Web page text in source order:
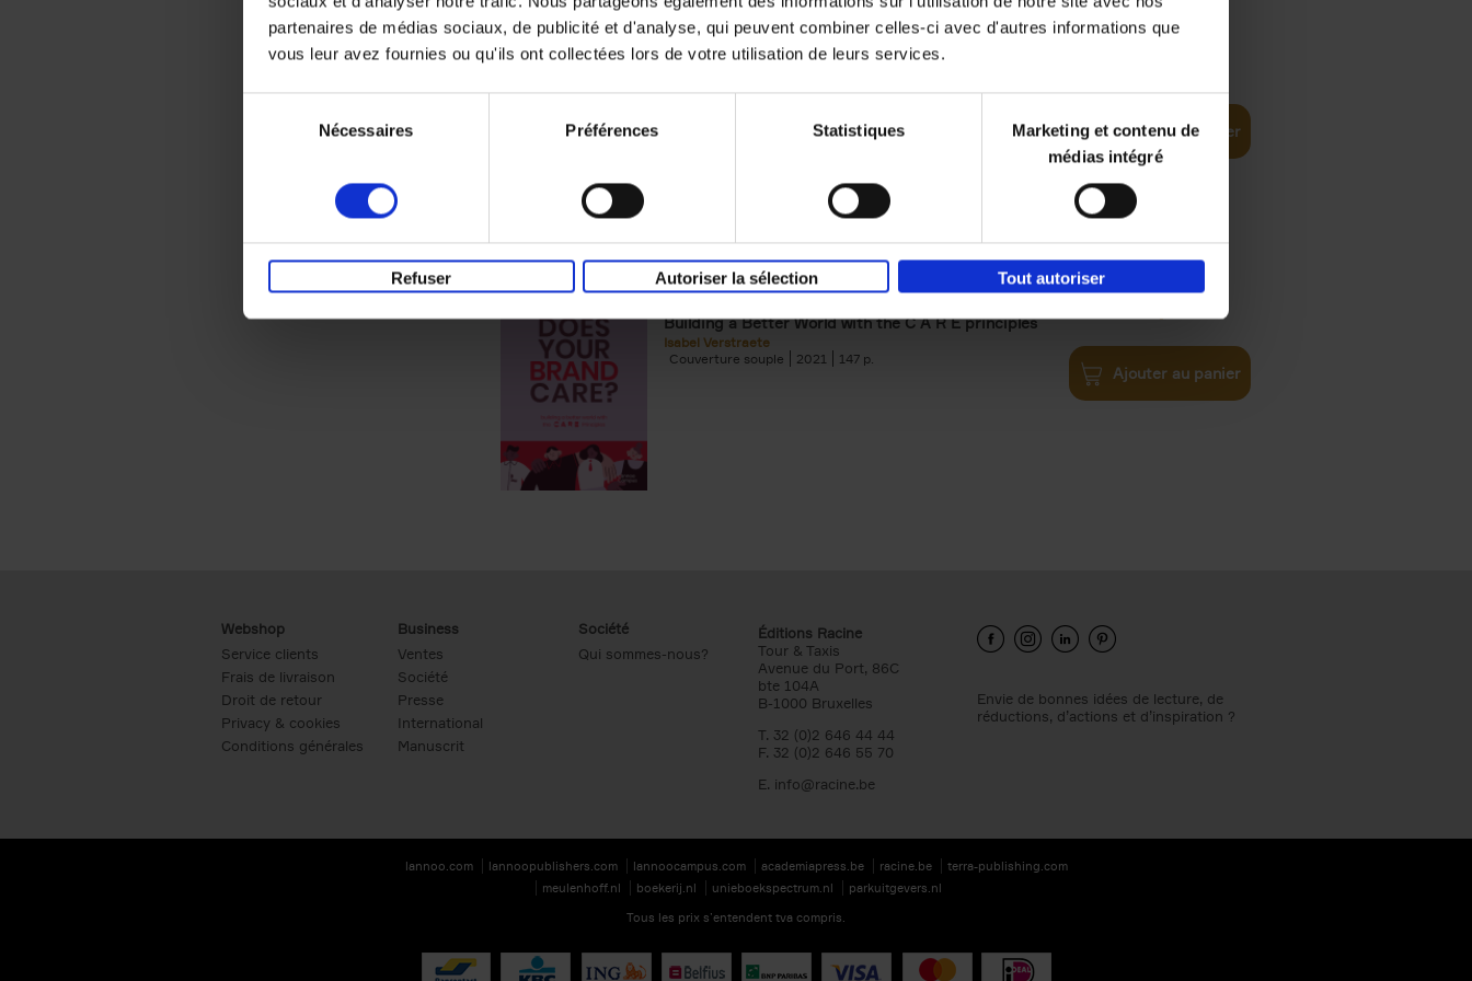
partenaires de médias sociaux, de publicité et d'analyse, qui peuvent combiner celles-ci avec d'autres informations que
vous leur avez fournies ou qu'ils ont collectées lors de votre utilisation de leurs services.
Nécessaires Préférences Statistiques
Marketing et contenu de
médias intégré
Refuser Autoriser la sélection Tout autoriser
Digital marketing like a PRO -
completely revised edition
Ajouter au panier
Does Your Brand Care?
Building a Better World with the C A R E principles
Isabel Verstraete
Couverture souple
2021 147
€34,99
Ajouter au panier
Webshop
Service clients
Frais de livraison
Droit de retour
Privacy & cookies
Conditions générales
Business
Ventes
Société
Presse
International
Manuscrit
Société
Qui sommes-nous?
Éditions Racine
Tour & Taxis
Avenue du Port, 86C
bte 104A
B-1000 Bruxelles
T. 32 (0)2 646 44 44
F. 32 (0)2 646 55 70
E. info@racine.be
Envie de bonnes idées de lecture, de
réductions, d’actions et d’inspiration ?
lannoo.com lannoopublishers.com lannoocampus.com academiapress.be racine.be
terra-publishing.com
meulenhoff.nl
boekerij.nl unieboekspectrum.nl
parkuitgevers.nl
Tous les prix s’entendent tva compris.